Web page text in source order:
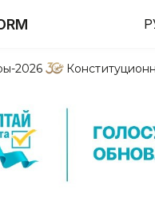
2026